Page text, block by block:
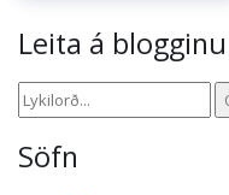
Leita á blogginu
Söfn